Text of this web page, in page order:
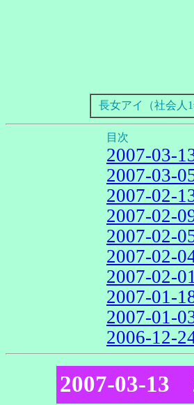
長女アイ（社会人
目次
2007-03-
2007-03-
2007-02-
2007-02-
2007-02-
2007-02-
2007-02-01
2007-01-
2007-01-
2006-12-
2007-03-13